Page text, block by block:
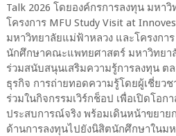
Talk 2026 โดยองค์กรการลงทุน มหา
โครงการ MFU Study Visit at
มหาวิทยาลัยแม่ฟ้าหลวง และโครงกา
นักศึกษาคณะแพทยศาสตร์ มหาวิทยา
ร่วมสนับสนุนเสริมความรู้การลงทุน
ธุรกิจ การถ่ายทอดความรู้โดยผู้เชี่ยว
ร่วมในกิจกรรมเวิร์กช็อป เพื่อเปิดโอก
ประสบการณ์จริง พร้อมเดินหน้าขยาย
ด้านการลงทุนไปยังนิสิตนักศึกษาในม